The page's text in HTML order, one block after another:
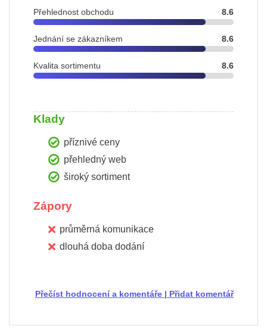
Přehlednost obchodu 8.6
Jednání se zákazníkem 8.6
Kvalita sortimentu 8.6
Klady
příznivé ceny
přehledný web
široký sortiment
Zápory
průměrná komunikace
dlouhá doba dodání
Přidat komentář
|
Přečíst hodnocení a komentáře